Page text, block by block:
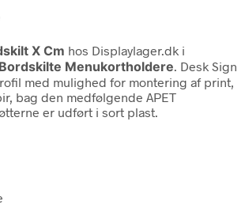
X Cm hos Displaylager.dk i
Menukortholdere. Desk Sign
med mulighed for montering af print,
bag den medfølgende APET
er udført i sort plast.